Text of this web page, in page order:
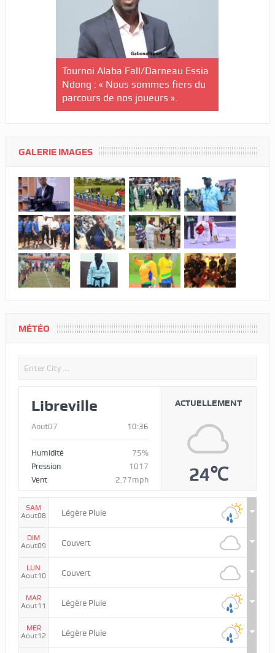
Tournoi Alaba Fall/Darneau Essia
Ndong : « Nous sommes fiers du
parcours de nos joueurs ».
GALERIE IMAGES
MÉTÉO
Libreville
Aout07 10:36
Humidité
75%
Pression
1017
Vent
2.77mph
ACTUELLEMENT
24℃
SAM
Aout08
Légère Pluie
DIM
Aout09
Couvert
LUN
Aout10
Couvert
MAR
Aout11
Légère Pluie
MER
Aout12
Légère Pluie